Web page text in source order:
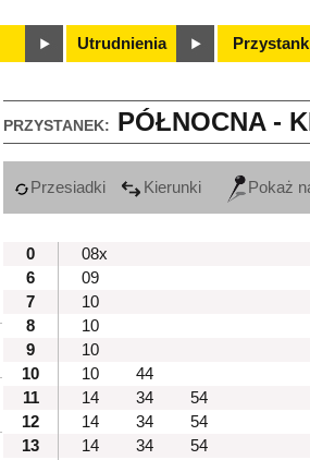
Utrudnienia
PRZYSTANEK: PÓŁNOCNA -
Przesiadki Kierunki Pokaż
0
08x
6
09
7
10
8
10
9
10
10
10
44
11
14 34
54
12
14 34
54
13
14 34
54